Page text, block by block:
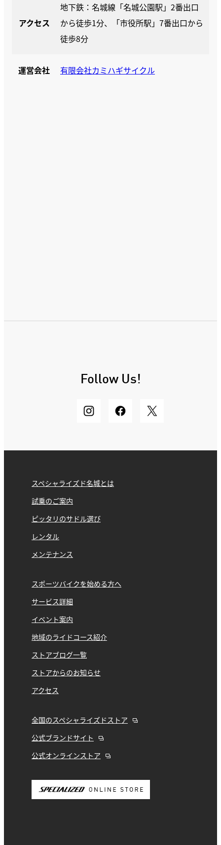
アクセス
地下鉄：名城線「名城公園駅」2番出口
から徒歩1分、「市役所駅」7番出口から
徒歩8分
運営会社 有限会社カミハギサイクル
Follow Us!
スペシャライズド名城とは
試乗のご案内
ピッタリのサドル選び
レンタル
メンテナンス
スポーツバイクを始める方へ
サービス詳細
イベント案内
地域のライドコース紹介
ストアブログ一覧
ストアからのお知らせ
アクセス
全国のスペシャライズドストア
公式ブランドサイト
公式オンラインストア